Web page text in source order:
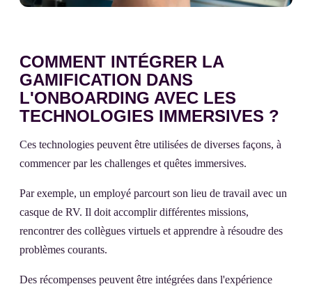
COMMENT INTÉGRER LA
GAMIFICATION DANS
L'ONBOARDING AVEC LES
TECHNOLOGIES IMMERSIVES ?
Ces technologies peuvent être utilisées de diverses façons, à
commencer par les challenges et quêtes immersives.
Par exemple, un employé parcourt son lieu de travail avec un
casque de RV. Il doit accomplir différentes missions,
rencontrer des collègues virtuels et apprendre à résoudre des
problèmes courants.
Des récompenses peuvent être intégrées dans l'expérience